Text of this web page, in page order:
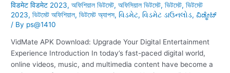
विडमेट विडमेट 2023,অফিশিয়াল ভিটমেট,অফিসিয়াল ভিটমেট,ভিটমেট,ভিটমেট
2023,ভিটমেট অফিশিয়াল,ভিটমেট অ্যাপস, વિડમેટ, વિડમેટ ડાઉનલોડ,ವಿಡ್ಮೇಟ್
/ By ps@1410
VidMate APK Download: Upgrade Your Digital Entertainment
Experience Introduction In today’s fast-paced digital world,
online videos, music, and multimedia content have become a